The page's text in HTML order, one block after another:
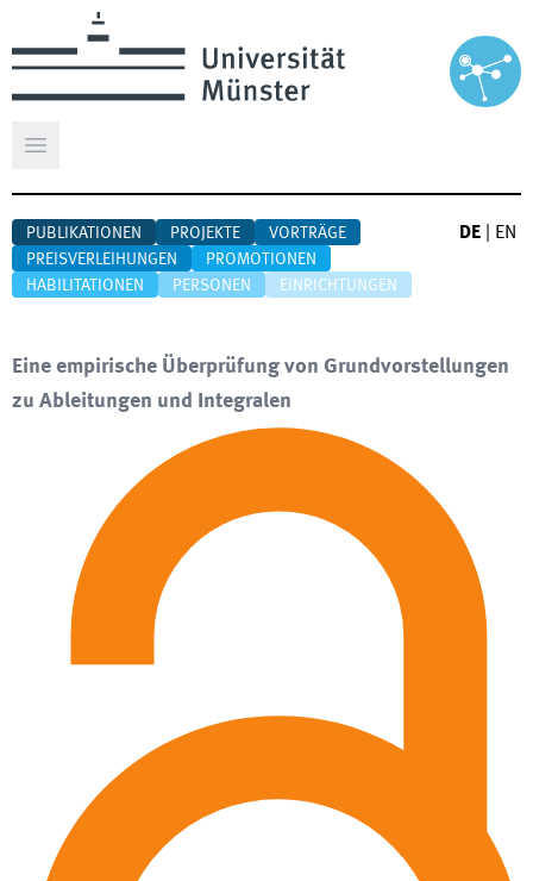
Hauptmenü öffnen
PUBLIKATIONEN PROJEKTE
VORTRÄGE
PREISVERLEIHUNGEN
PROMOTIONEN
HABILITATIONEN
PERSONEN EINRICHTUNGEN
DE EN
Eine empirische Überprüfung von Grundvorstellungen
zu Ableitungen und Integralen